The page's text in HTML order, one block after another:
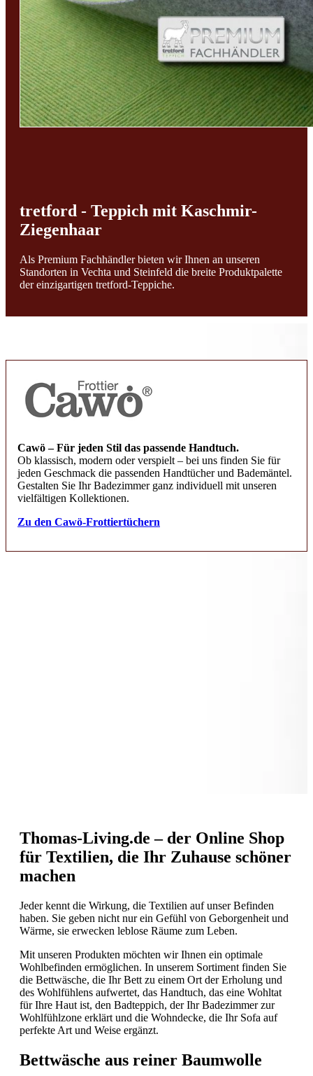
tretford - Teppich mit Kaschmir-
Ziegenhaar
Als Premium Fachhändler bieten wir Ihnen an unseren
Standorten in Vechta und Steinfeld die breite Produktpalette
der einzigartigen tretford-Teppiche.
Cawö – Für jeden Stil das passende Handtuch.
Ob klassisch, modern oder verspielt – bei uns finden Sie für
jeden Geschmack die passenden Handtücher und Bademäntel.
Gestalten Sie Ihr Badezimmer ganz individuell mit unseren
vielfältigen Kollektionen.
Zu den Cawö-Frottiertüchern
Thomas-Living.de – der Online Shop
für Textilien, die Ihr Zuhause schöner
machen
Jeder kennt die Wirkung, die Textilien auf unser Befinden
haben. Sie geben nicht nur ein Gefühl von Geborgenheit und
Wärme, sie erwecken leblose Räume zum Leben.
Mit unseren Produkten möchten wir Ihnen ein optimale
Wohlbefinden ermöglichen. In unserem Sortiment finden Sie
die Bettwäsche, die Ihr Bett zu einem Ort der Erholung und
des Wohlfühlens aufwertet, das Handtuch, das eine Wohltat
für Ihre Haut ist, den Badteppich, der Ihr Badezimmer zur
Wohlfühlzone erklärt und die Wohndecke, die Ihr Sofa auf
perfekte Art und Weise ergänzt.
Bettwäsche aus reiner Baumwolle